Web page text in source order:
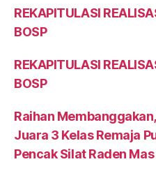
REKAPITULASI
BOSP
REKAPITULASI
BOSP
Raihan
Juara 3 Kelas Remaja
Pencak Silat Raden